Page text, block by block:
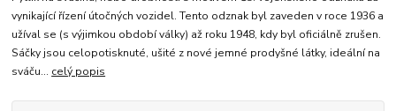
vynikající řízení útočných vozidel. Tento odznak byl zaveden v roce 1936 a
užíval se (s výjimkou období války) až roku 1948, kdy byl oficiálně zrušen.
Sáčky jsou celopotisknuté, ušité z nové jemné prodyšné látky, ideální na
sváču... celý popis